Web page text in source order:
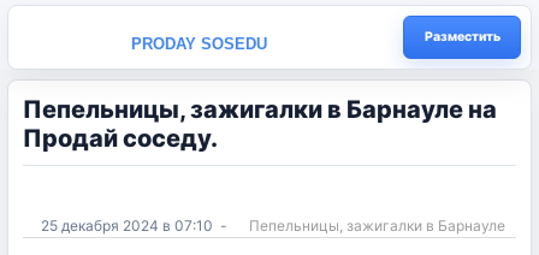
PRODAY SOSEDU Разместить
Пепельницы, зажигалки в Барнауле на
Продай соседу.
25 декабря 2024 в 07:10 - Пепельницы, зажигалки в Барнауле